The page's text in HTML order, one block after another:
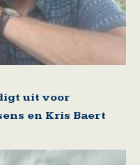
uit voor
en Kris Baert